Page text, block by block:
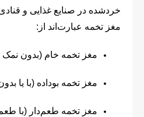
خردشده در صنایع غذایی و قنادی
مغز تخمه عبارت‌اند از:
مغز تخمه خام (بدون
مغز تخمه بوداده (با یا
مغز تخمه طعم‌دار (با